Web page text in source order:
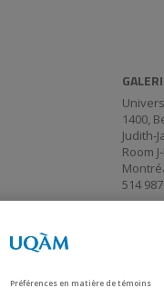
1400,
Judith-
Room
514
Préférences en matière de témoins